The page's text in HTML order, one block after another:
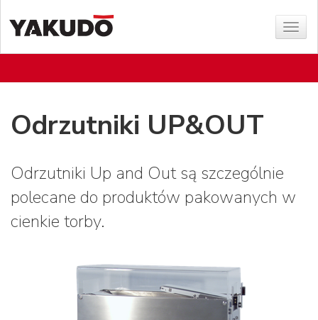
Show
menu
Odrzutniki UP&OUT
Odrzutniki Up and Out są szczególnie
polecane do produktów pakowanych w
cienkie torby.